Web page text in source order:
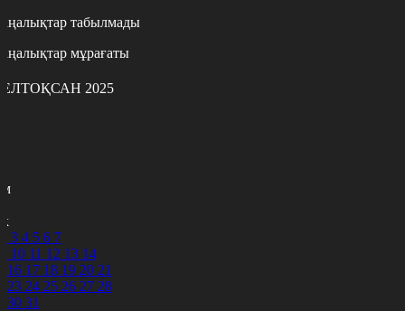
табылмады
мұрағаты
2025
3 4 5 6 7
10 11 12 13 14
16 17 18 19 20 21
23 24 25 26 27 28
30 31